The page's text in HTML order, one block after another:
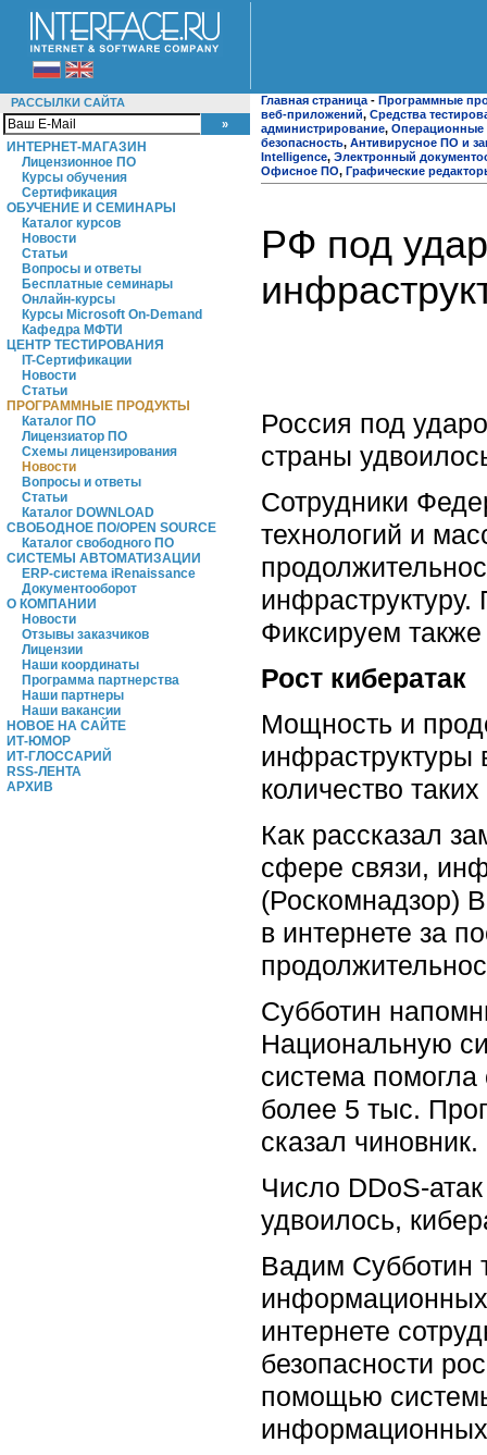
РАССЫЛКИ САЙТА
ИНТЕРНЕТ-МАГАЗИН
Лицензионное ПО
Курсы обучения
Сертификация
ОБУЧЕНИЕ И СЕМИНАРЫ
Каталог курсов
Новости
Статьи
Вопросы и ответы
Бесплатные семинары
Онлайн-курсы
Курсы Microsoft On-Demand
Кафедра МФТИ
ЦЕНТР ТЕСТИРОВАНИЯ
IT-Сертификации
Новости
Статьи
ПРОГРАММНЫЕ ПРОДУКТЫ
Каталог ПО
Лицензиатор ПО
Схемы лицензирования
Новости
Вопросы и ответы
Статьи
Каталог DOWNLOAD
СВОБОДНОЕ ПО/OPEN SOURCE
Каталог свободного ПО
СИСТЕМЫ АВТОМАТИЗАЦИИ
ERP-система iRenaissance
Документооборот
О КОМПАНИИ
Новости
Отзывы заказчиков
Лицензии
Наши координаты
Программа партнерства
Наши партнеры
Наши вакансии
НОВОЕ НА САЙТЕ
ИТ-ЮМОР
ИТ-ГЛОССАРИЙ
RSS-ЛЕНТА
АРХИВ
Главная страница - Программные
веб-приложений, Средства
администрирование, Операционные
безопасность, Антивирусное ПО и
Intelligence, Электронный
Офисное ПО, Графические
РФ под
Россия под
страны
Сотрудники
технологий и
Фиксируем
Рост кибератак
Мощность и
количество
Как рассказал
сфере связи,
(Роскомнадзор)
в интернете за
Субботин
Национальную
система помогла
более 5 тыс.
сказал чиновник.
Число DDoS-
удвоилось,
Вадим Субботин
информационных
интернете
безопасности
помощью
информационных